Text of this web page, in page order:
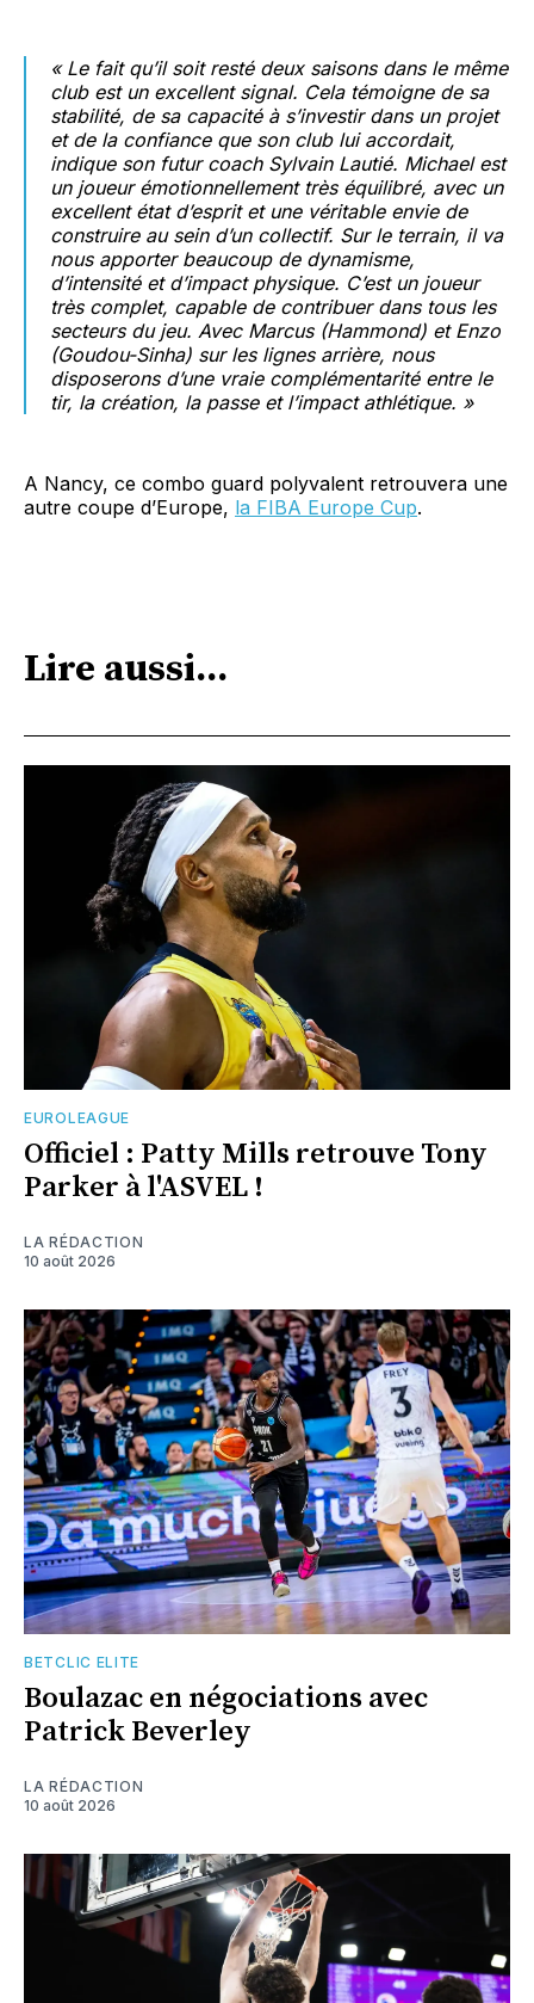
« Le fait qu’il soit resté deux saisons dans le même
club est un excellent signal. Cela témoigne de sa
stabilité, de sa capacité à s’investir dans un projet
et de la confiance que son club lui accordait,
indique son futur coach Sylvain Lautié. Michael est
un joueur émotionnellement très équilibré, avec un
excellent état d’esprit et une véritable envie de
construire au sein d’un collectif. Sur le terrain, il va
nous apporter beaucoup de dynamisme,
d’intensité et d’impact physique. C’est un joueur
très complet, capable de contribuer dans tous les
secteurs du jeu. Avec Marcus (Hammond) et Enzo
(Goudou-Sinha) sur les lignes arrière, nous
disposerons d’une vraie complémentarité entre le
tir, la création, la passe et l’impact athlétique. »
A Nancy, ce combo guard polyvalent retrouvera une
autre coupe d’Europe, la FIBA Europe Cup.
Lire aussi...
EUROLEAGUE
Officiel : Patty Mills retrouve Tony
Parker à l'ASVEL !
LA RÉDACTION
10 août 2026
BETCLIC ELITE
Boulazac en négociations avec
Patrick Beverley
LA RÉDACTION
10 août 2026